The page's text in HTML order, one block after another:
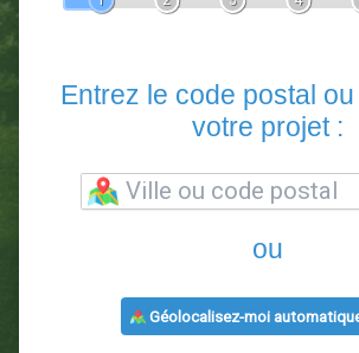
En 5 minutes, demandez3
2 3
Entrez le code